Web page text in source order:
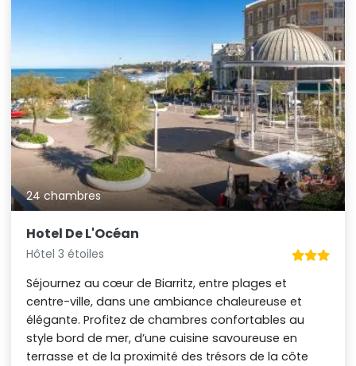
24 chambres
Hotel De L'Océan
Hôtel 3 étoiles
Séjournez au cœur de Biarritz, entre plages et
centre-ville, dans une ambiance chaleureuse et
élégante. Profitez de chambres confortables au
style bord de mer, d’une cuisine savoureuse en
terrasse et de la proximité des trésors de la côte